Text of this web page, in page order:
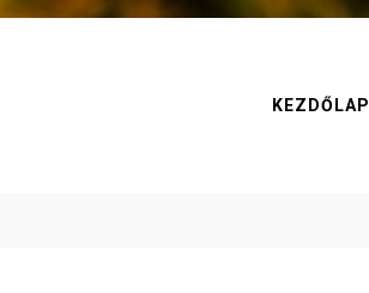
KEZDŐLAP